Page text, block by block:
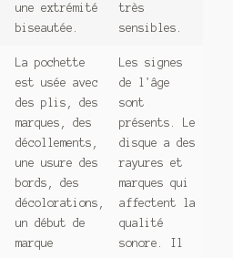
une extrémité
biseautée.
très
sensibles.
La pochette
est usée avec
des plis, des
marques, des
décollements,
une usure des
bords, des
décolorations,
un début de
marque
Les signes
de l'âge
sont
présents. Le
disque a des
rayures et
marques qui
affectent la
qualité
sonore. Il